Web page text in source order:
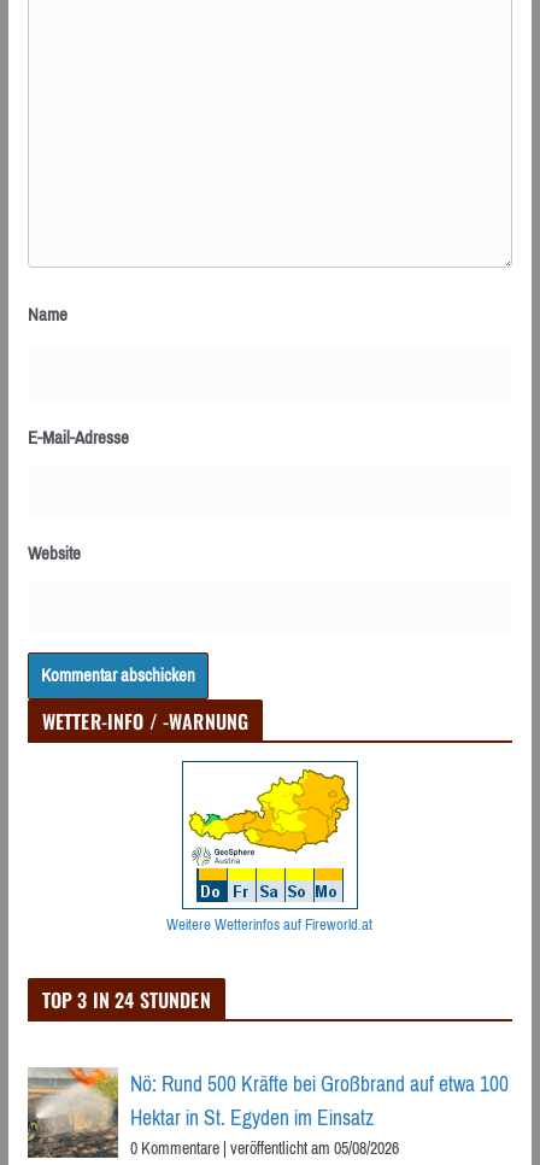
Name
E-Mail-Adresse
Website
WETTER-INFO / -WARNUNG
Weitere Wetterinfos auf Fireworld.at
TOP 3 IN 24 STUNDEN
Nö: Rund 500 Kräfte bei Großbrand auf etwa 100
Hektar in St. Egyden im Einsatz
0 Kommentare|veröffentlicht am 05/08/2026